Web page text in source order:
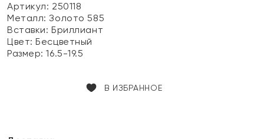
Артикул: 250118
Металл:Золото 585
Вставки:Бриллиант
Цвет:Бесцветный
Размер:16.5-19.5
В ИЗБРАННОЕ